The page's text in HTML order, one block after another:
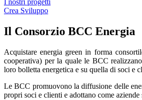
I nostri progetti
Crea Sviluppo
Il Consorzio BCC Energia
Acquistare energia green in forma
cooperativa) per la quale le BCC
loro bolletta energetica e su quella di soci e
Le BCC promuovono la diffusione delle
propri soci e clienti e adottano come aziende